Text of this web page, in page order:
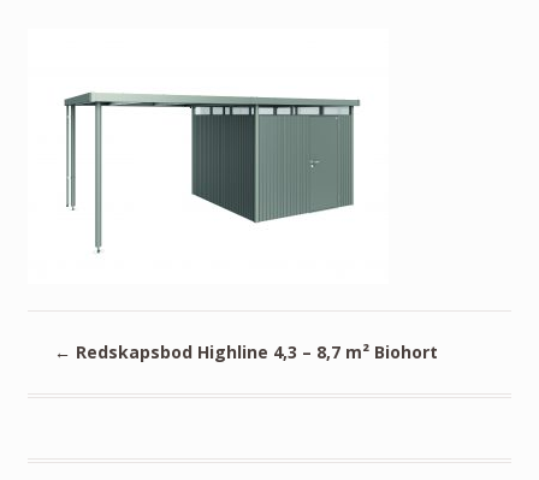
← Redskapsbod Highline 4,3 – 8,7 m² Biohort